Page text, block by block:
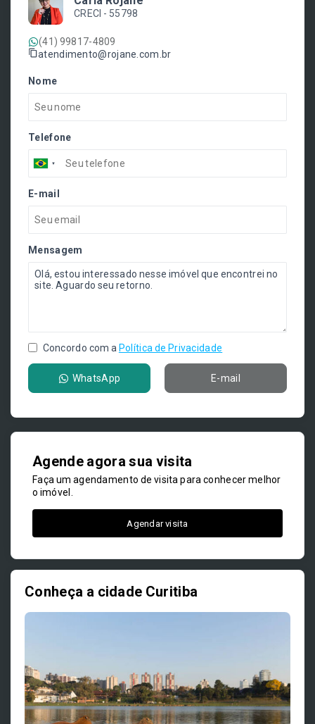
CRECI - 55798
(41) 99817-4809
atendimento@rojane.com.br
Nome
Telefone
E-mail
Mensagem
Concordo com a Política de Privacidade
WhatsApp E-mail
Agende agora sua visita
Faça um agendamento de visita para conhecer melhor
o imóvel.
Agendar visita
Conheça a cidade Curitiba